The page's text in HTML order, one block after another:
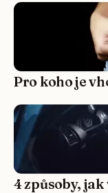
Pro koho je
4 způsoby,